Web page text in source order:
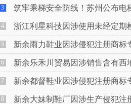
3 筑牢乘梯安全防线！苏州公布电梯安全领域
4 浙江利星科技因涉使用未经定期检验的压力
5 新余雨力鞋业因涉侵犯注册商标专用
6 新余乐禾川贸易因涉销售含有西地那非的保健
7 新余都督鞋业因涉侵犯注册商标专用
8 新余大妹制鞋厂因涉生产侵犯注册商标专用权